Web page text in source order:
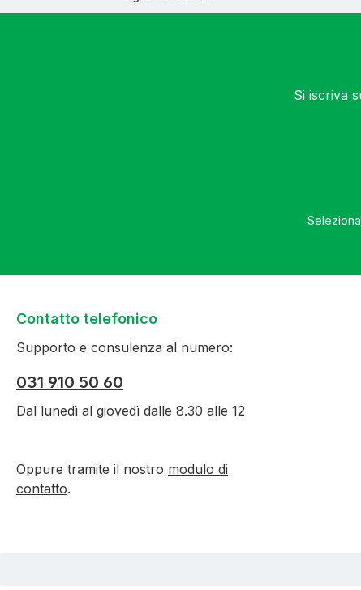
Si iscriva
Contatto telefonico
Supporto e consulenza al numero:
031 910 50 60
Dal lunedì al giovedì dalle 8.30 alle 12
Oppure tramite il nostro modulo di
contatto.